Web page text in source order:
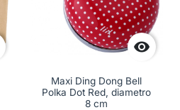

Maxi Ding Dong Bell
Polka Dot Red, diametro
8 cm